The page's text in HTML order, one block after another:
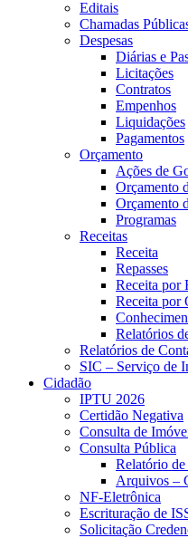
Editais
Chamadas
Despesas
Diárias e
Licitações
Contratos
Empenhos
Liquidações
Pagamentos
Orçamento
Ações de
Orçamento
Orçamento
Programas
Receitas
Receita
Repasses
Receita por
Receita por
Relatórios
Relatórios de
SIC – Serviço de
Cidadão
IPTU 2026
Certidão Negativa
Consulta de
Consulta Pública
Relatório de
Arquivos –
NF-Eletrônica
Escrituração de
Solicitação